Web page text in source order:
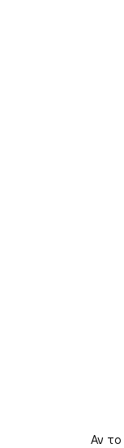
Αν το